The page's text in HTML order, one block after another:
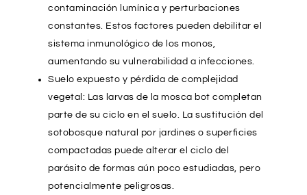
contaminación lumínica y perturbaciones
constantes. Estos factores pueden debilitar el
sistema inmunológico de los monos,
aumentando su vulnerabilidad a infecciones.
Suelo expuesto y pérdida de complejidad
vegetal: Las larvas de la mosca bot completan
parte de su ciclo en el suelo. La sustitución del
sotobosque natural por jardines o superficies
compactadas puede alterar el ciclo del
parásito de formas aún poco estudiadas, pero
potencialmente peligrosas.